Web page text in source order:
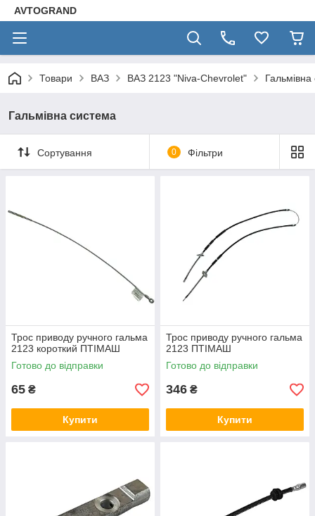
AVTOGRAND
Товари ВАЗ ВАЗ 2123 "Niva-Chevrolet"
Гальмівна система
Сортування 0 Фільтри
Трос приводу ручного гальма
2123 короткий ПТІМАШ
Готово до відправки
65 ₴
Купити
Трос приводу ручного гальма
2123 ПТІМАШ
Готово до відправки
346 ₴
Купити